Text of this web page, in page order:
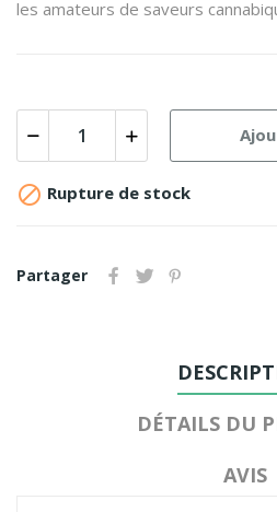
les amateurs de saveurs
 Rupture de stock
Partager
DÉTAILS DU
AVIS